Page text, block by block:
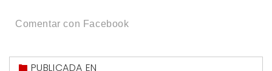
Comentar con Facebook
PUBLICADA EN